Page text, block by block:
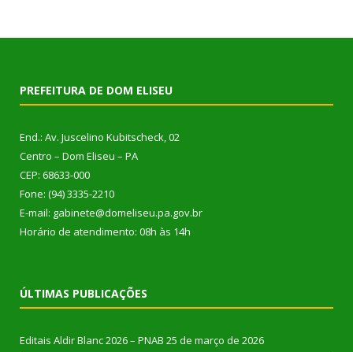
PREFEITURA DE DOM ELISEU
End.: Av. Juscelino Kubitscheck, 02
Centro – Dom Eliseu – PA
CEP: 68633-000
Fone: (94) 3335-2210
E-mail: gabinete@domeliseu.pa.gov.br
Horário de atendimento: 08h às 14h
ÚLTIMAS PUBLICAÇÕES
Editais Aldir Blanc 2026 – PNAB 25 de março de 2026